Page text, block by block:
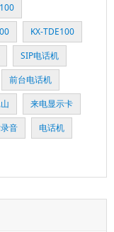
KX-TDE100
SIP电话机
前台电话机
来电显示卡
音
电话机